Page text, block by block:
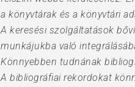
a könyvtárak és a könyvtári
A keresési szolgáltatások
munkájukba való
Könnyebben tudnának
A bibliográfiai rekordokat